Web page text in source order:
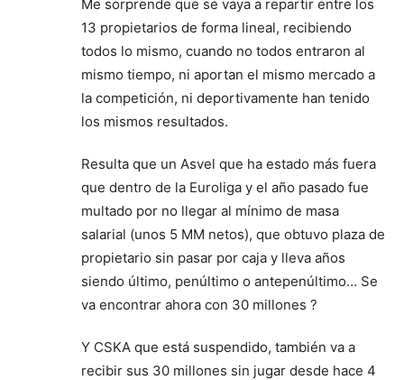
Me sorprende que se vaya a repartir entre los
13 propietarios de forma lineal, recibiendo
todos lo mismo, cuando no todos entraron al
mismo tiempo, ni aportan el mismo mercado a
la competición, ni deportivamente han tenido
los mismos resultados.
Resulta que un Asvel que ha estado más fuera
que dentro de la Euroliga y el año pasado fue
multado por no llegar al mínimo de masa
salarial (unos 5 MM netos), que obtuvo plaza de
propietario sin pasar por caja y lleva años
siendo último, penúltimo o antepenúltimo… Se
va encontrar ahora con 30 millones ?
Y CSKA que está suspendido, también va a
recibir sus 30 millones sin jugar desde hace 4